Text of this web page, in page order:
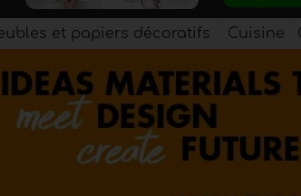
et papiers décoratifs Cuisine